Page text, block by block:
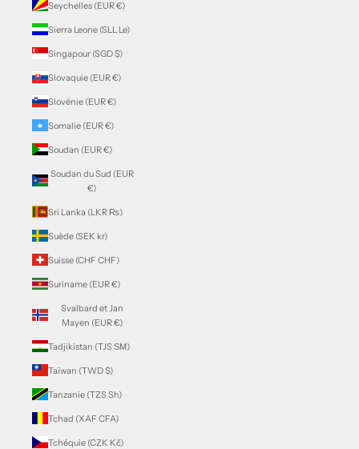
Seychelles (EUR €)
Sierra Leone (SLL Le)
Singapour (SGD $)
Slovaquie (EUR €)
Slovénie (EUR €)
Somalie (EUR €)
Soudan (EUR €)
Soudan du Sud (EUR
€)
Sri Lanka (LKR ₨)
Suède (SEK kr)
Suisse (CHF CHF)
Suriname (EUR €)
Svalbard et Jan
Mayen (EUR €)
Tadjikistan (TJS ЅМ)
Taïwan (TWD $)
Tanzanie (TZS Sh)
Tchad (XAF CFA)
Tchéquie (CZK Kč)